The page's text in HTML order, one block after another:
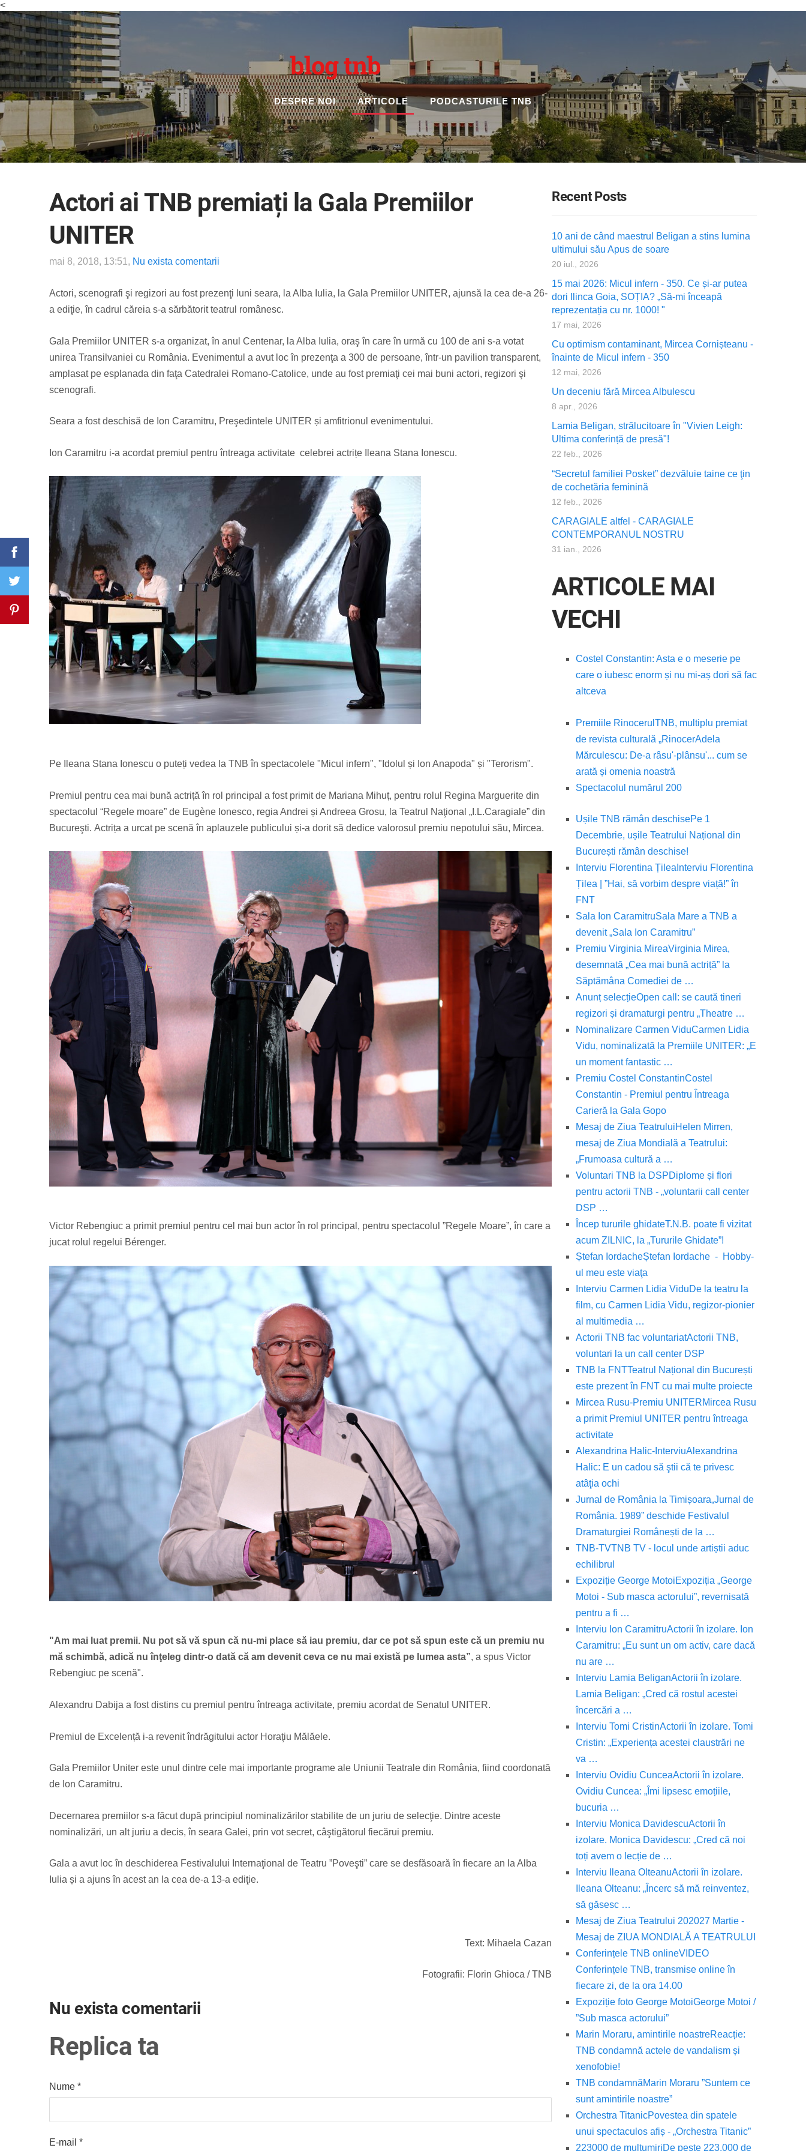
<
blog tnb
DESPRE NOI ARTICOLE PODCASTURILE TNB
Recent Posts
10 ani de când maestrul Beligan a stins lumina
ultimului său Apus de soare
20 iul., 2026
15 mai 2026: Micul infern - 350. Ce și-ar putea
dori Ilinca Goia, SOȚIA? „Să-mi înceapă
reprezentația cu nr. 1000! "
17 mai, 2026
Cu optimism contaminant, Mircea Cornișteanu -
înainte de Micul infern - 350
12 mai, 2026
Un deceniu fără Mircea Albulescu
8 apr., 2026
Lamia Beligan, strălucitoare în "Vivien Leigh:
Ultima conferință de presă"!
22 feb., 2026
“Secretul familiei Posket” dezvăluie taine ce ţin
de cochetăria feminină
12 feb., 2026
CARAGIALE altfel - CARAGIALE
CONTEMPORANUL NOSTRU
31 ian., 2026
ARTICOLE MAI
VECHI
Costel Constantin: Asta e o meserie pe
care o iubesc enorm și nu mi-aș dori să fac
altceva
Premiile Rinocerul TNB, multiplu premiat
de revista culturală „RinocerAdela
Mărculescu: De-a râsu'-plânsu'... cum se
arată și omenia noastră
Spectacolul numărul 200
Ușile TNB rămân deschisePe 1
Decembrie, ușile Teatrului Național din
București rămân deschise!
Interviu Florentina ȚileaInterviu Florentina
Țilea | ”Hai, să vorbim despre viață!” în
FNT
Sala Ion CaramitruSala Mare a TNB a
devenit „Sala Ion Caramitru”
Premiu Virginia MireaVirginia Mirea,
desemnată „Cea mai bună actriță” la
Săptămâna Comediei de …
Anunț selecțieOpen call: se caută tineri
regizori și dramaturgi pentru „Theatre …
Nominalizare Carmen ViduCarmen Lidia
Vidu, nominalizată la Premiile UNITER: „E
un moment fantastic …
Premiu Costel ConstantinCostel
Constantin - Premiul pentru Întreaga
Carieră la Gala Gopo
Mesaj de Ziua TeatruluiHelen Mirren,
mesaj de Ziua Mondială a Teatrului:
„Frumoasa cultură a …
Voluntari TNB la DSPDiplome și flori
pentru actorii TNB - „voluntarii call center
DSP …
Încep tururile ghidateT.N.B. poate fi vizitat
acum ZILNIC, la „Tururile Ghidate”!
Ștefan IordacheȘtefan Iordache - Hobby-
ul meu este viaţa
Interviu Carmen Lidia ViduDe la teatru la
film, cu Carmen Lidia Vidu, regizor-pionier
al multimedia …
Actorii TNB fac voluntariatActorii TNB,
voluntari la un call center DSP
TNB la FNTTeatrul Național din București
este prezent în FNT cu mai multe proiecte
Mircea Rusu-Premiu UNITERMircea Rusu
a primit Premiul UNITER pentru întreaga
activitate
Alexandrina Halic-InterviuAlexandrina
Halic: E un cadou să ştii că te privesc
atâţia ochi
Jurnal de România la Timișoara„Jurnal de
România. 1989” deschide Festivalul
Dramaturgiei Românești de la …
TNB-TVTNB TV - locul unde artiștii aduc
echilibrul
Expoziție George MotoiExpoziția „George
Motoi - Sub masca actorului”, revernisată
pentru a fi …
Interviu Ion CaramitruActorii în izolare. Ion
Caramitru: „Eu sunt un om activ, care dacă
nu are …
Interviu Lamia BeliganActorii în izolare.
Lamia Beligan: „Cred că rostul acestei
încercări a …
Interviu Tomi CristinActorii în izolare. Tomi
Cristin: „Experiența acestei claustrări ne
va …
Interviu Ovidiu CunceaActorii în izolare.
Ovidiu Cuncea: „Îmi lipsesc emoțiile,
bucuria …
Interviu Monica DavidescuActorii în
izolare. Monica Davidescu: „Cred că noi
toți avem o lecție de …
Interviu Ileana OlteanuActorii în izolare.
Ileana Olteanu: „Încerc să mă reinventez,
să găsesc …
Mesaj de Ziua Teatrului 202027 Martie -
Mesaj de ZIUA MONDIALĂ A TEATRULUI
Conferințele TNB onlineVIDEO
Conferințele TNB, transmise online în
fiecare zi, de la ora 14.00
Expoziție foto George MotoiGeorge Motoi /
”Sub masca actorului”
Marin Moraru, amintirile noastreReacție:
TNB condamnă actele de vandalism și
xenofobie!
TNB condamnăMarin Moraru ”Suntem ce
sunt amintirile noastre”
Orchestra TitanicPovestea din spatele
unui spectaculos afiș - „Orchestra Titanic”
223000 de mulțumiriDe peste 223.000 de
Actori ai TNB premiați la Gala Premiilor
UNITER
mai 8, 2018, 13:51, Nu exista comentarii
Actori, scenografi şi regizori au fost prezenţi luni seara, la Alba Iulia, la Gala Premiilor UNITER, ajunsă la cea de-a 26-
a ediţie, în cadrul căreia s-a sărbătorit teatrul românesc.
Gala Premiilor UNITER s-a organizat, în anul Centenar, la Alba Iulia, oraş în care în urmă cu 100 de ani s-a votat
unirea Transilvaniei cu România. Evenimentul a avut loc în prezenţa a 300 de persoane, într-un pavilion transparent,
amplasat pe esplanada din faţa Catedralei Romano-Catolice, unde au fost premiaţi cei mai buni actori, regizori şi
scenografi.
Seara a fost deschisă de Ion Caramitru, Preşedintele UNITER și amfitrionul evenimentului.
Ion Caramitru i-a acordat premiul pentru întreaga activitate celebrei actrițe Ileana Stana Ionescu.
Pe Ileana Stana Ionescu o puteți vedea la TNB în spectacolele "Micul infern", "Idolul și Ion Anapoda" și "Terorism".
Premiul pentru cea mai bună actriță în rol principal a fost primit de Mariana Mihuț, pentru rolul Regina Marguerite din
spectacolul “Regele moare” de Eugène Ionesco, regia Andrei și Andreea Grosu, la Teatrul Naţional „I.L.Caragiale” din
Bucureşti. Actrița a urcat pe scenă în aplauzele publicului și-a dorit să dedice valorosul premiu nepotului său, Mircea.
Victor Rebengiuc a primit premiul pentru cel mai bun actor în rol principal, pentru spectacolul ”Regele Moare”, în care a
jucat rolul regelui Bérenger.
"Am mai luat premii. Nu pot să vă spun că nu-mi place să iau premiu, dar ce pot să spun este că un premiu nu
mă schimbă, adică nu înţeleg dintr-o dată că am devenit ceva ce nu mai există pe lumea asta”, a spus Victor
Rebengiuc pe scenă".
Alexandru Dabija a fost distins cu premiul pentru întreaga activitate, premiu acordat de Senatul UNITER.
Premiul de Excelență i-a revenitîndrăgitului actor Horaţiu Mălăele.
Gala Premiilor Uniter este unul dintre cele mai importante programe ale Uniunii Teatrale din România, fiind coordonată
de Ion Caramitru.
Decernarea premiilor s-a făcut după principiul nominalizărilor stabilite de un juriu de selecţie. Dintre aceste
nominalizări, un alt juriu a decis, în seara Galei, prin vot secret, câştigătorul fiecărui premiu.
Gala a avut loc în deschiderea Festivalului Internaţional de Teatru ”Poveşti” care se desfăsoară în fiecare an la Alba
Iulia și a ajuns în acest an la cea de-a 13-a ediţie.
Text: Mihaela Cazan
Fotografii: Florin Ghioca / TNB
Nu exista comentarii
Replica ta
Nume *
E-mail *